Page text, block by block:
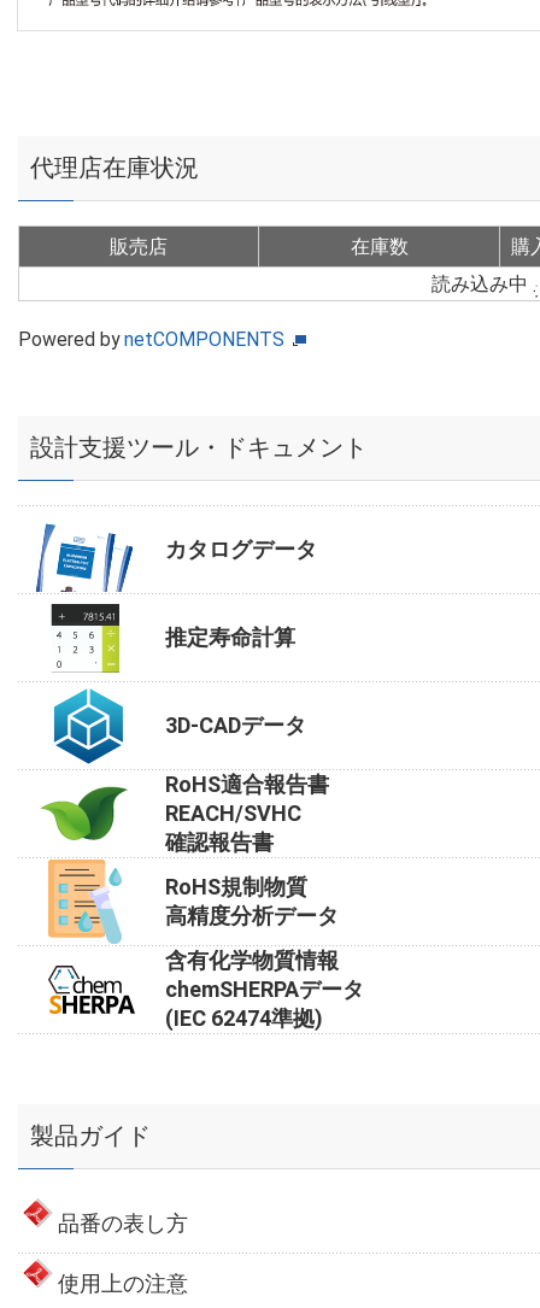
代理店在庫状況
販売店 在庫数
購
読み込み中
Powered bynetCOMPONENTS
設計支援ツール・ドキュメント
カタログデータ
推定寿命計算
3D-CADデータ
RoHS適合報告書
REACH/SVHC
確認報告書
RoHS規制物質
高精度分析データ
含有化学物質情報
chemSHERPAデータ
(IEC 62474準拠)
製品ガイド
品番の表し方
使用上の注意